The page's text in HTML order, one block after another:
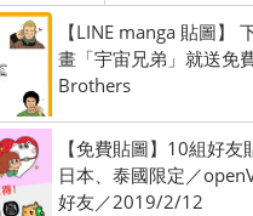
【LINE manga 貼圖】
畫「宇宙兄弟」就送免
Brothers
【免費貼圖】10組好友
日本、泰國限定／
好友／2019/2/12